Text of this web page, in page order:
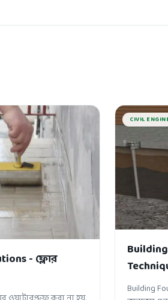
- ফ্লোর
CIVIL
Building